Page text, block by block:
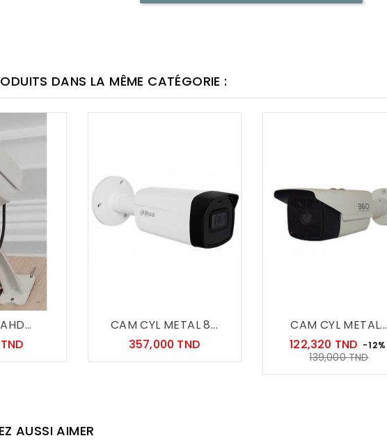
DANS LA MÊME CATÉGORIE :
Prix
CAM CYL METAL 8...
357,000 TNDPrix
CAM CYL METAL...
122,320 TND Prix
​​
-12%
139,000 TNDPrix
AUSSI AIMER